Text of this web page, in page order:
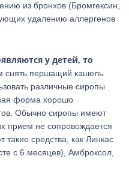
из бронхов (Бромгексин,
удалению аллергенов
у детей, то
снять першащий кашель
различные сиропы
форма хорошо
Обычно сиропы имеют
прием не сопровождается
средства, как Линкас
с 6 месяцев), Амброксол,